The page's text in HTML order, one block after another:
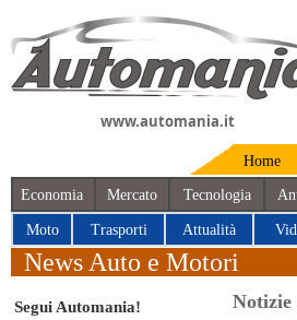
www.automania.it
Home
Economia Mercato Tecnologia
Moto Trasporti Attualità
News Auto e Motori
Segui Automania! Notizie